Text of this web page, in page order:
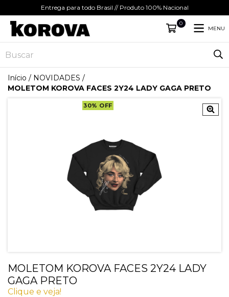
Entrega para todo Brasil // Produto 100% Nacional
0
MENU
Início / NOVIDADES /
MOLETOM KOROVA FACES 2Y24 LADY GAGA PRETO
30% OFF
MOLETOM KOROVA FACES 2Y24 LADY
GAGA PRETO
Clique e veja!